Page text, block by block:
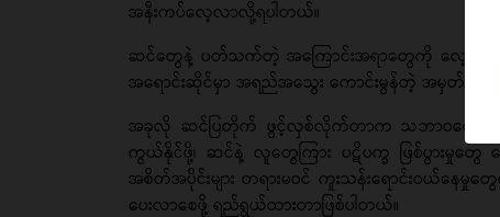
အနီးကပ်လေ့လာလို့ရပါတယ်။
ဆင်တွေနဲ့ ပတ်သက်တဲ့ အကြောင်းအရာတွေကို လေ့လာဖ
အရောင်းဆိုင်မှာ အရည်အသွေး ကောင်းမွန်တဲ့ အမှတ်တ
အခုလို ဆင်ပြတိုက် ဖွင့်လှစ်လိုက်တာက သဘာဝတောတွင်
ကွယ်နိုင်ဖို့၊ ဆင်နဲ့ လူတွေကြား ပဋိပက္ခ ဖြစ်ပွားမှုတွေ
အစိတ်အပိုင်းများ တရားမဝင် ကူးသန်းရောင်းဝယ်နေ
ပေးလာစေဖို့ ရည်ရွယ်ထားတာဖြစ်ပါတယ်။